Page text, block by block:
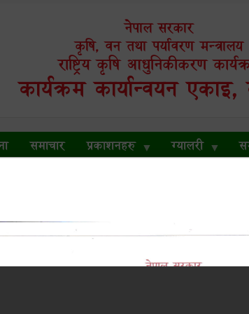
नेपाल सरकार
कृषि, वन तथा पर्यावरण मन्त्रालय
राष्ट्रिय कृषि आधुनिकीकरण
कार्यक्रम कार्यान्वयन
समाचार प्रकाशनहरु ग्यालरी